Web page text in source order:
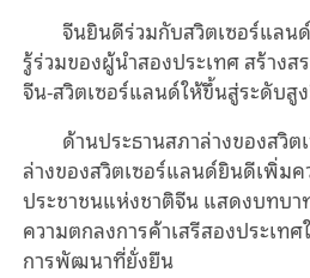
จีนยินดีร่วมกับสวิตเซอร์แลน
รู้ร่วมของผู้นำสองประเทศ สร้าง
จีน-สวิตเซอร์แลนด์ให้ขึ้นสู่ระดับสู
ด้านประธานสภาล่างของสวิต
ล่างของสวิตเซอร์แลนด์ยินดีเพิ่ม
ประชาชนแห่งชาติจีน แสดงบทบ
ความตกลงการค้าเสรีสองประเท
การพัฒนาที่ยั่งยืน